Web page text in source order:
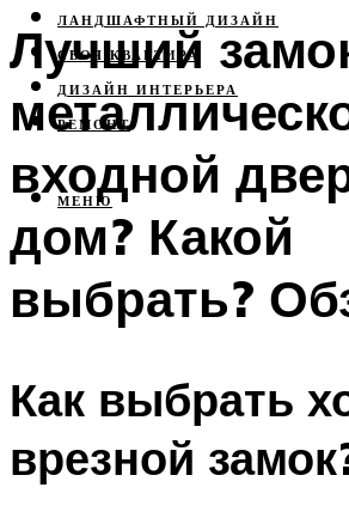
ЛАНДШАФТНЫЙ ДИЗАЙН
СВОЯ КВАРТИРА
ДИЗАЙН ИНТЕРЬЕРА
РЕМОНТ
МЕНЮ
Лучший
входной
дом? Какой
выбрать?
Как выбрать
врезной